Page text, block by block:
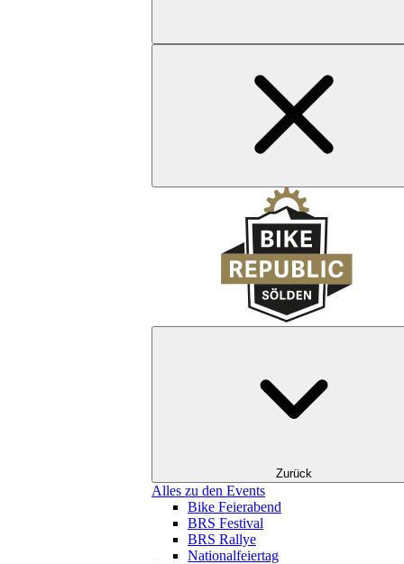
Zurück
Alles zu den Events
Bike Feierabend
BRS Festival
BRS Rallye
Nationalfeiertag